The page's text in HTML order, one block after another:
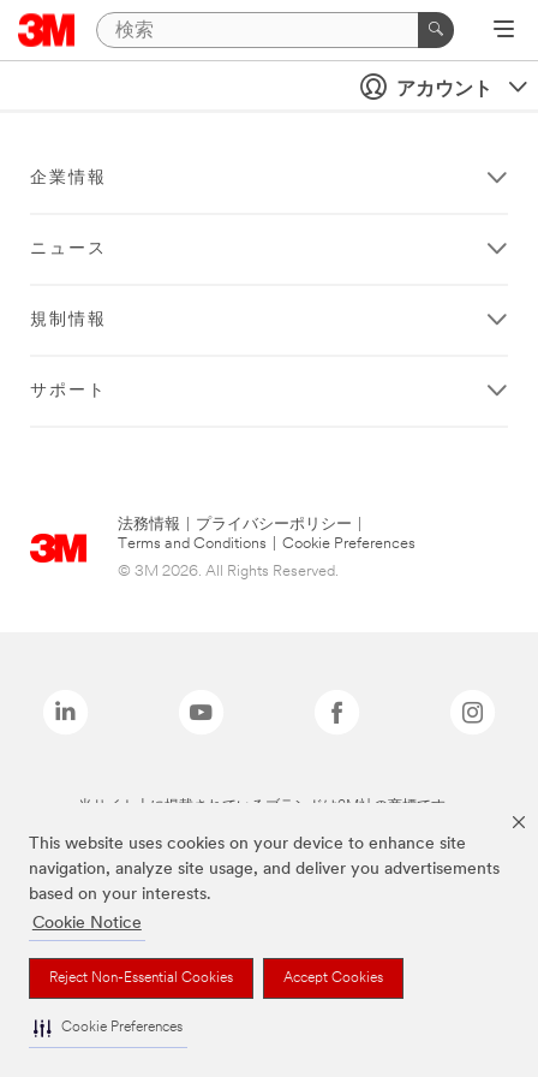
This website uses cookies on your device to enhance site
navigation, analyze site usage, and deliver you advertisements
based on your interests.
Cookie Notice
Reject Non-Essential Cookies Accept Cookies
Cookie Preferences
アカウント
企業情報
ニュース
規制情報
サポート
法務情報 プライバシーポリシー
Terms and Conditions
Cookie Preferences
© 3M 2026. All Rights Reserved.
当サイト上に掲載されているブランドは3M社の商標です。